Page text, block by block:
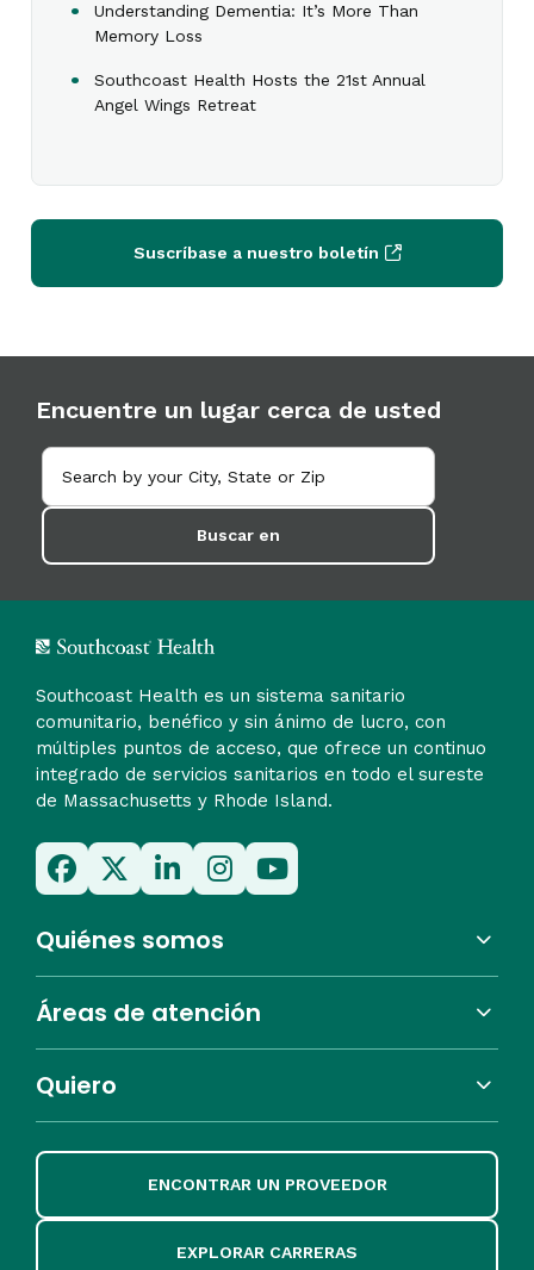
Understanding Dementia: It’s More Than
Memory Loss
Southcoast Health Hosts the 21st Annual
Angel Wings Retreat
Suscríbase a nuestro boletín
Encuentre un lugar cerca de usted
Buscar en
Southcoast Health es un sistema sanitario
comunitario, benéfico y sin ánimo de lucro, con
múltiples puntos de acceso, que ofrece un continuo
integrado de servicios sanitarios en todo el sureste
de Massachusetts y Rhode Island.
Quiénes somos
Áreas de atención
Quiero
ENCONTRAR UN PROVEEDOR
EXPLORAR CARRERAS